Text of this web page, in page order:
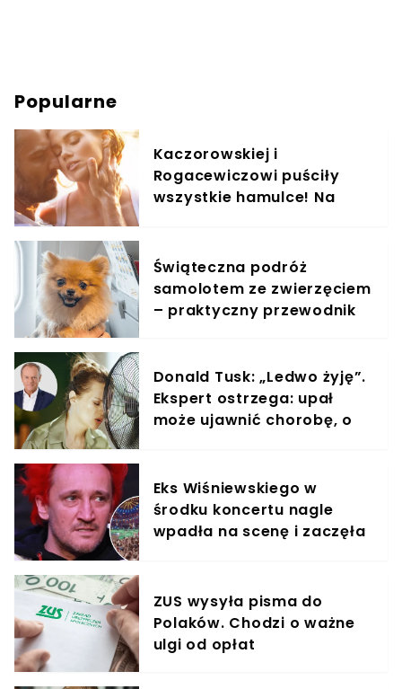
Popularne
Kaczorowskiej i
Rogacewiczowi puściły
wszystkie hamulce! Na
Świąteczna podróż
samolotem ze zwierzęciem
– praktyczny przewodnik
Donald Tusk: „Ledwo żyję”.
Ekspert ostrzega: upał
może ujawnić chorobę, o
Eks Wiśniewskiego w
środku koncertu nagle
wpadła na scenę i zaczęła
ZUS wysyła pisma do
Polaków. Chodzi o ważne
ulgi od opłat